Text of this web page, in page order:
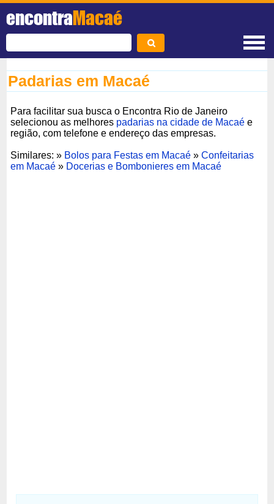
encontraMacaé
Padarias em Macaé
Para facilitar sua busca o Encontra Rio de Janeiro
selecionou as melhores padarias na cidade de Macaé e
região, com telefone e endereço das empresas.
Similares: » Bolos para Festas em Macaé »Confeitarias
em Macaé » Docerias e Bombonieres em Macaé